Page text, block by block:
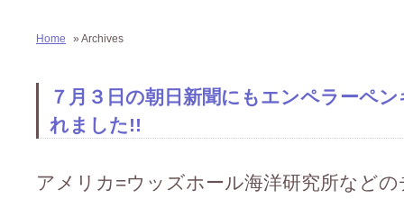
Home » Archives
７月３日の朝日新聞にもエンペラーペ
れました!!
アメリカ=ウッズホール海洋研究所など